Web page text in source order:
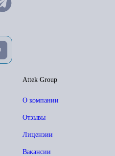
Attek Group
О компании
Отзывы
Лицензии
Вакансии